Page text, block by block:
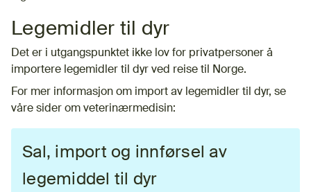
Legemidler til dyr
Det er i utgangspunktet ikke lov for privatpersoner å
importere legemidler til dyr ved reise til Norge.
For mer informasjon om import av legemidler til dyr, se
våre sider om veterinærmedisin:
Sal, import og innførsel av
legemiddel til dyr